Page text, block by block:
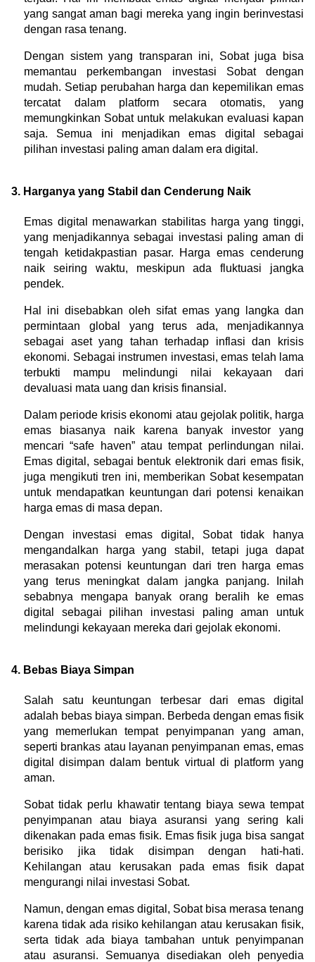
yang sangat aman bagi mereka yang ingin berinvestasi
dengan rasa tenang.
Dengan sistem yang transparan ini, Sobat juga bisa
memantau perkembangan investasi Sobat dengan
mudah. Setiap perubahan harga dan kepemilikan emas
tercatat dalam platform secara otomatis, yang
memungkinkan Sobat untuk melakukan evaluasi kapan
saja. Semua ini menjadikan emas digital sebagai
pilihan investasi paling aman dalam era digital.
3. Harganya yang Stabil dan Cenderung Naik
Emas digital menawarkan stabilitas harga yang tinggi,
yang menjadikannya sebagai investasi paling aman di
tengah ketidakpastian pasar. Harga emas cenderung
naik seiring waktu, meskipun ada fluktuasi jangka
pendek.
Hal ini disebabkan oleh sifat emas yang langka dan
permintaan global yang terus ada, menjadikannya
sebagai aset yang tahan terhadap inflasi dan krisis
ekonomi. Sebagai instrumen investasi, emas telah lama
terbukti mampu melindungi nilai kekayaan dari
devaluasi mata uang dan krisis finansial.
Dalam periode krisis ekonomi atau gejolak politik, harga
emas biasanya naik karena banyak investor yang
mencari “safe haven” atau tempat perlindungan nilai.
Emas digital, sebagai bentuk elektronik dari emas fisik,
juga mengikuti tren ini, memberikan Sobat kesempatan
untuk mendapatkan keuntungan dari potensi kenaikan
harga emas di masa depan.
Dengan investasi emas digital, Sobat tidak hanya
mengandalkan harga yang stabil, tetapi juga dapat
merasakan potensi keuntungan dari tren harga emas
yang terus meningkat dalam jangka panjang. Inilah
sebabnya mengapa banyak orang beralih ke emas
digital sebagai pilihan investasi paling aman untuk
melindungi kekayaan mereka dari gejolak ekonomi.
4. Bebas Biaya Simpan
Salah satu keuntungan terbesar dari emas digital
adalah bebas biaya simpan. Berbeda dengan emas fisik
yang memerlukan tempat penyimpanan yang aman,
seperti brankas atau layanan penyimpanan emas, emas
digital disimpan dalam bentuk virtual di platform yang
aman.
Sobat tidak perlu khawatir tentang biaya sewa tempat
penyimpanan atau biaya asuransi yang sering kali
dikenakan pada emas fisik. Emas fisik juga bisa sangat
berisiko jika tidak disimpan dengan hati-hati.
Kehilangan atau kerusakan pada emas fisik dapat
mengurangi nilai investasi Sobat.
Namun, dengan emas digital, Sobat bisa merasa tenang
karena tidak ada risiko kehilangan atau kerusakan fisik,
serta tidak ada biaya tambahan untuk penyimpanan
atau asuransi. Semuanya disediakan oleh penyedia